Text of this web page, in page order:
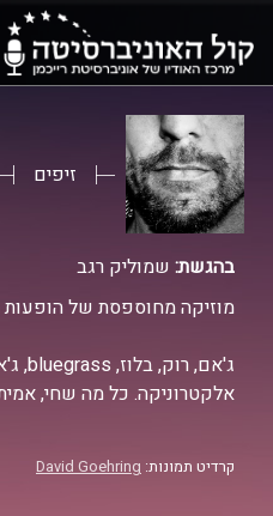
התפריט
הראשי
התוכן
הראשי
זיפים
בהגשת: שמוליק רגב
מוזיקה מחוספסת של הופעות
אלקטרוניקה. כל מה שחי,
קרדיט תמונות: David Goehring